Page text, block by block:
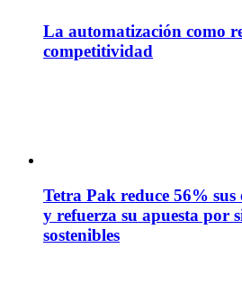
La automatización como
competitividad
Tetra Pak reduce 56% sus
y refuerza su apuesta por
sostenibles